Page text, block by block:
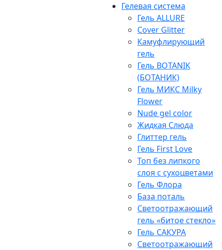
Гелевая система
Гель ALLURE
Cover Glitter
Камуфлирующий
гель
Гель BOTANIK
(БОТАНИК)
Гель МИКС Milky
Flower
Nude gel color
Жидкая Слюда
Глиттер гель
Гель First Love
Топ без липкого
слоя с сухоцветами
Гель Флора
База поталь
Светоотражающий
гель «битое стекло»
Гель САКУРА
Светоотражающий